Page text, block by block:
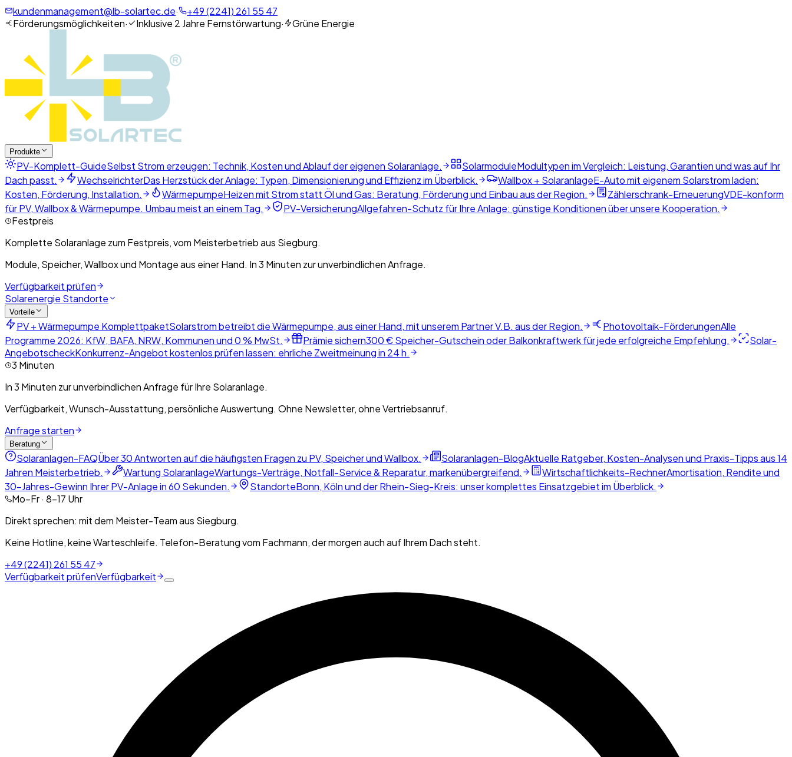
kundenmanagement@lb-solartec.de·
+49 (2241) 261 55 47
Förderungsmöglichkeiten· Inklusive 2 Jahre Fernstörwartung· Grüne Energie
Produkte
PV-Komplett-GuideSelbst Strom erzeugen: Technik, Kosten und Ablauf der eigenen Solaranlage. SolarmoduleModultypen im Vergleich: Leistung, Garantien und was auf Ihr
Dach passt.
WechselrichterDas Herzstück der Anlage: Typen, Dimensionierung und Effizienz im Überblick. Wallbox + SolaranlageE-Auto mit eigenem Solarstrom laden:
Kosten, Förderung, Installation.
WärmepumpeHeizen mit Strom statt Öl und Gas: Beratung, Förderung und Einbau aus der Region. Zählerschrank-ErneuerungVDE-konform
für PV, Wallbox & Wärmepumpe. Umbau meist an einem Tag.
PV-VersicherungAllgefahren-Schutz für Ihre Anlage: günstige Konditionen über unsere Kooperation.
Festpreis
Komplette Solaranlage zum Festpreis, vom Meisterbetrieb aus Siegburg.
Module, Speicher, Wallbox und Montage aus einer Hand. In 3 Minuten zur unverbindlichen Anfrage.
Verfügbarkeit prüfen
Solarenergie Standorte
Vorteile
PV + Wärmepumpe KomplettpaketSolarstrom betreibt die Wärmepumpe, aus einer Hand, mit unserem Partner V.B. aus der Region. Photovoltaik-FörderungenAlle
Programme 2026: KfW, BAFA, NRW, Kommunen und 0 % MwSt.
Prämie sichern300 € Speicher-Gutschein oder Balkonkraftwerk für jede erfolgreiche Empfehlung.
Solar-
AngebotscheckKonkurrenz-Angebot kostenlos prüfen lassen: ehrliche Zweitmeinung in 24 h.
3 Minuten
In 3 Minuten zur unverbindlichen Anfrage für Ihre Solaranlage.
Verfügbarkeit, Wunsch-Ausstattung, persönliche Auswertung. Ohne Newsletter, ohne Vertriebsanruf.
Anfrage starten
Beratung
Solaranlagen-FAQÜber 30 Antworten auf die häufigsten Fragen zu PV, Speicher und Wallbox. Solaranlagen-BlogAktuelle Ratgeber, Kosten-Analysen und Praxis-Tipps aus 14
Jahren Meisterbetrieb.
Wartung SolaranlageWartungs-Verträge, Notfall-Service & Reparatur, markenübergreifend. Wirtschaftlichkeits-RechnerAmortisation, Rendite und
30-Jahres-Gewinn Ihrer PV-Anlage in 60 Sekunden.
StandorteBonn, Köln und der Rhein-Sieg-Kreis: unser komplettes Einsatzgebiet im Überblick.
Mo–Fr · 8–17 Uhr
Direkt sprechen: mit dem Meister-Team aus Siegburg.
Keine Hotline, keine Warteschleife. Telefon-Beratung vom Fachmann, der morgen auch auf Ihrem Dach steht.
+49 (2241) 261 55 47
Verfügbarkeit prüfenVerfügbarkeit